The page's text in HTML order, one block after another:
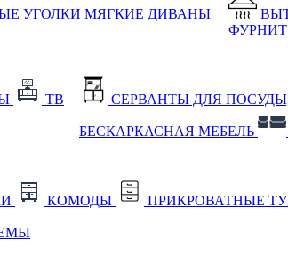
УГОЛКИ МЯГКИЕ ДИВАНЫ
ТВ СЕРВАНТЫ ДЛЯ
БЕСКАРКАСНАЯ МЕБЕЛЬ
КОМОДЫ ПРИКРОВАТНЫЕ